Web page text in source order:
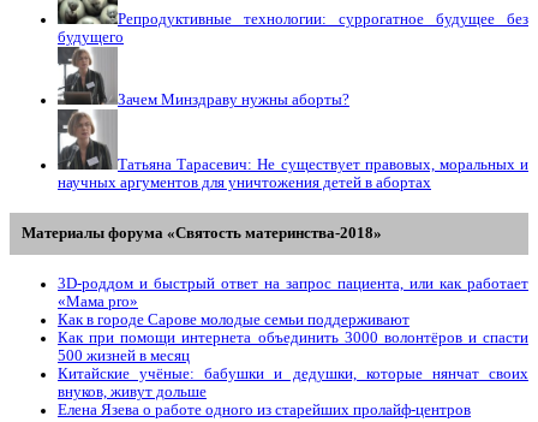
Репродуктивные технологии: суррогатное будущее без
будущего
Зачем Минздраву нужны аборты?
Татьяна Тарасевич: Не существует правовых, моральных и
научных аргументов для уничтожения детей в абортах
Материалы форума «Святость материнства-2018»
3D-роддом и быстрый ответ на запрос пациента, или как работает
«Мама prо»
Как в городе Сарове молодые семьи поддерживают
Как при помощи интернета объединить 3000 волонтёров и спасти
500 жизней в месяц
Китайские учёные: бабушки и дедушки, которые нянчат своих
внуков, живут дольше
Елена Язева о работе одного из старейших пролайф-центров